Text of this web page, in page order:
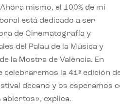
mismo, el 100% de mi
está dedicado a ser
de Cinematografía y
del Palau de la Música y
la Mostra de València. En
celebraremos la 41ª edición
decano y os esperamos
abiertos», explica.